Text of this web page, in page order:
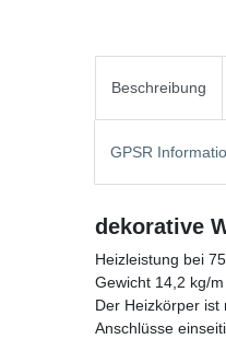
Beschreibung
GPSR
dekorative
Heizleistung bei
Gewicht 14,2 kg/
Der Heizkörper ist
Anschlüsse